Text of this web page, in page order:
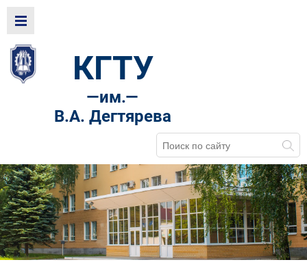
КГТУ
—им.—
В.А. Дегтярева